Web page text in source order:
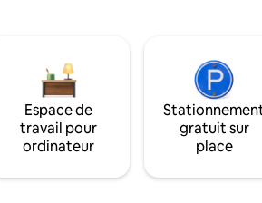
Espace de
travail pour
ordinateur
gratuit sur
place